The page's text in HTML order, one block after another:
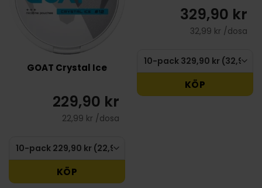
GOAT Crystal Ice
229,90 kr
22,99 kr /dosa
KÖP
329,90 kr
32,99 kr /dosa
KÖP